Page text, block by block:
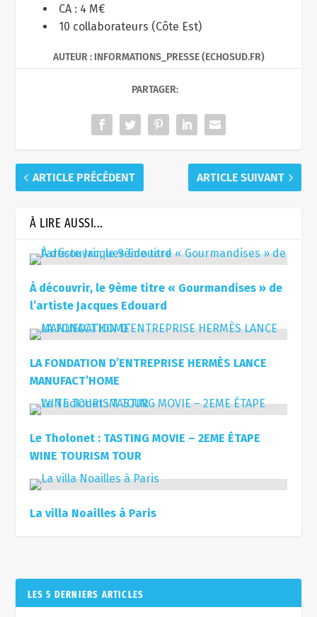
CA : 4 M€
10 collaborateurs (Côte Est)
AUTEUR : INFORMATIONS_PRESSE (ECHOSUD.FR)
PARTAGER:
ARTICLE PRÉCÉDENT ARTICLE SUIVANT
À LIRE AUSSI...
À découvrir, le 9ème titre « Gourmandises » de
l’artiste Jacques Edouard
LA FONDATION D’ENTREPRISE HERMÈS LANCE
MANUFACT’HOME
Le Tholonet : TASTING MOVIE – 2EME ÉTAPE
WINE TOURISM TOUR
La villa Noailles à Paris
LES 5 DERNIERS ARTICLES